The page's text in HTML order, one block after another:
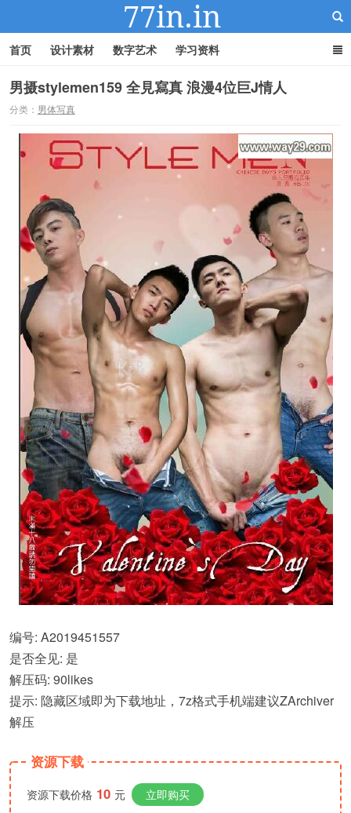
首页 设计素材 数字艺术 学习资料
男摄stylemen159 全見寫真 浪漫4位巨J情人
分类： 男体写真
编号: A2019451557
是否全见: 是
解压码: 90likes
提示: 隐藏区域即为下载地址，7z格式手机端建议ZArchiver
解压
资源下载
资源下载价格 10 元 立即购买